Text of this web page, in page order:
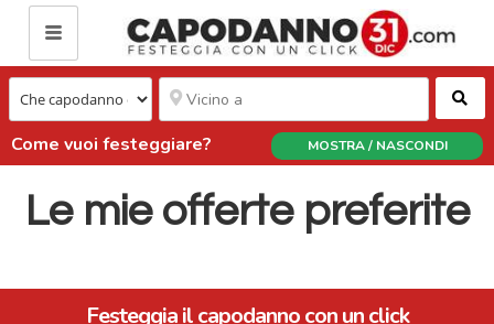
Come vuoi festeggiare? MOSTRA / NASCONDI
Le mie offerte preferite
Festeggia il capodanno con un click